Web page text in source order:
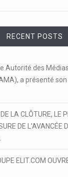
RECENT POSTS
Autorité des
a présenté
LA CLÔTURE, LE
DE L’AVANCÉE
ELIT.COM